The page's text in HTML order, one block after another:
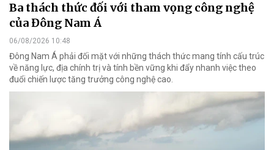
Ba thách thức đối với tham vọng công nghệ
của Đông Nam Á
06/08/2026 10:48
Đông Nam Á phải đối mặt với những thách thức mang tính cấu trúc
về năng lực, địa chính trị và tính bền vững khi đẩy nhanh việc theo
đuổi chiến lược tăng trưởng công nghệ cao.